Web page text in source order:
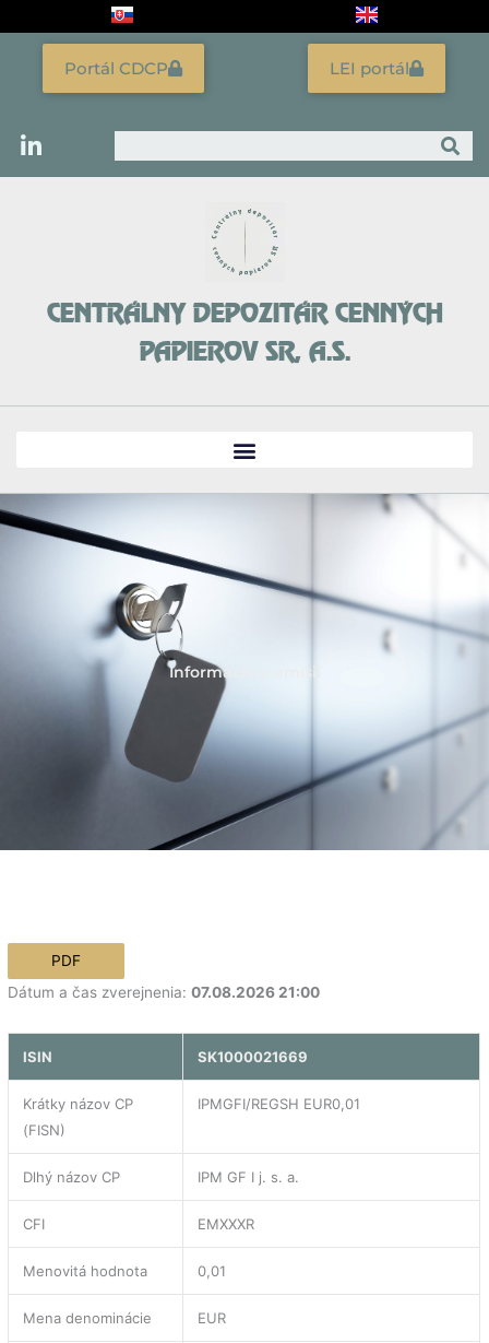
Vyhľadať
LEI portál
Portál CDCP
CENTRÁLNY DEPOZITÁR CENNÝCH
PAPIEROV SR, A.S.
Informácie o emisii
Dátum a čas zverejnenia:07.08.2026 21:00
ISIN SK1000021669
Krátky názov CP
(FISN)
IPMGFI/REGSH EUR0,01
Dlhý názov CP IPM GF I j. s. a.
CFI EMXXXR
Menovitá hodnota 0,01
Mena denominácie EUR